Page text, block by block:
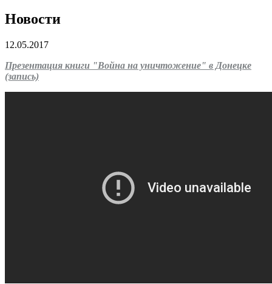
Новости
12.05.2017
Презентация книги "Война на уничтожение" в Донецке
(запись)